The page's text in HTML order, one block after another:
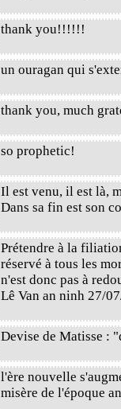
thank you!!!!!!
un ouragan qui
thank you, much
so prophetic!
Il est venu, il est là,
Dans sa fin est son
Prétendre à la
réservé à tous les
n'est donc pas à
Lê Van an ninh 27/
Devise de Matisse :
l'ère nouvelle
misère de l'époque